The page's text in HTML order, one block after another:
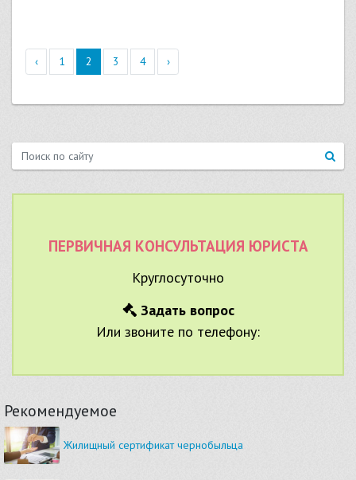
‹ 1 2 3 4 ›
ПЕРВИЧНАЯ КОНСУЛЬТАЦИЯ ЮРИСТА
Круглосуточно
Задать вопрос
Или звоните по телефону:
Рекомендуемое
Жилищный сертификат чернобыльца